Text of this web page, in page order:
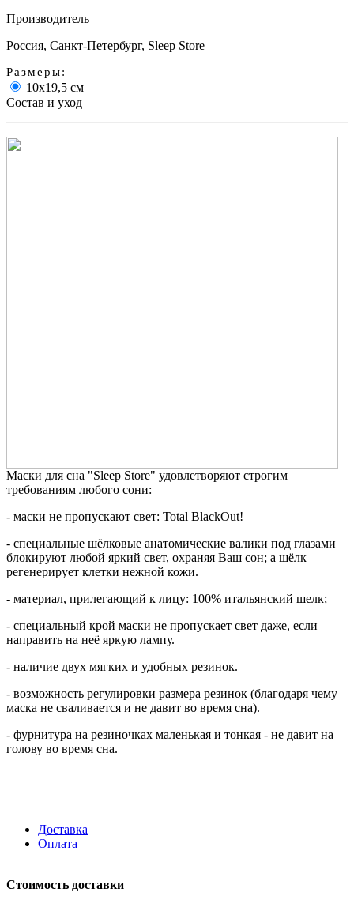
Производитель
Россия, Санкт-Петербург, Sleep Store
Размеры:
10х19,5 см
Состав и уход
Маски для сна "Sleep Store" удовлетворяют строгим
требованиям любого сони:
- маски не пропускают свет: Total BlackOut!
- специальные шёлковые анатомические валики под глазами
блокируют любой яркий свет, охраняя Ваш сон; а шёлк
регенерирует клетки нежной кожи.
- материал, прилегающий к лицу: 100% итальянский шелк;
- специальный крой маски не пропускает свет даже, если
направить на неё яркую лампу.
- наличие двух мягких и удобных резинок.
- возможность регулировки размера резинок (благодаря чему
маска не сваливается и не давит во время сна).
- фурнитура на резиночках маленькая и тонкая - не давит на
голову во время сна.
Доставка
Оплата
Стоимость доставки